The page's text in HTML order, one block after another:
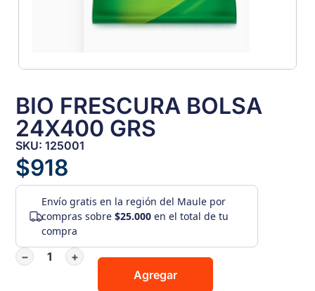
BIO FRESCURA BOLSA
24X400 GRS
SKU: 125001
$918
Envío gratis en la región del Maule por
compras sobre$25.000 en el total de tu
compra
−
+
Agregar